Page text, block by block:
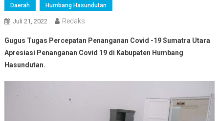
Daerah Humbang Hasundutan
Juli 21, 2022 Redaks
Gugus Tugas Percepatan Penanganan Covid -19 Sumatra Utara
Apresiasi Penanganan Covid 19 di Kabupaten Humbang
Hasundutan.